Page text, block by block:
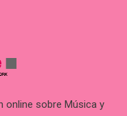
online sobre Música y